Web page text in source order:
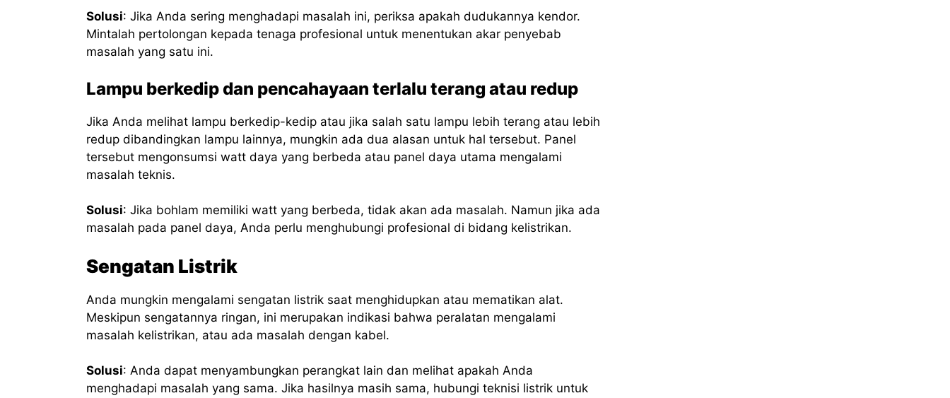
Solusi: Jika Anda sering menghadapi masalah ini, periksa apakah dudukannya kendor.
Mintalah pertolongan kepada tenaga profesional untuk menentukan akar penyebab
masalah yang satu ini.
Lampu berkedip dan pencahayaan terlalu terang atau redup
Jika Anda melihat lampu berkedip-kedip atau jika salah satu lampu lebih terang atau lebih
redup dibandingkan lampu lainnya, mungkin ada dua alasan untuk hal tersebut. Panel
tersebut mengonsumsi watt daya yang berbeda atau panel daya utama mengalami
masalah teknis.
Solusi: Jika bohlam memiliki watt yang berbeda, tidak akan ada masalah. Namun jika ada
masalah pada panel daya, Anda perlu menghubungi profesional di bidang kelistrikan.
Sengatan Listrik
Anda mungkin mengalami sengatan listrik saat menghidupkan atau mematikan alat.
Meskipun sengatannya ringan, ini merupakan indikasi bahwa peralatan mengalami
masalah kelistrikan, atau ada masalah dengan kabel.
Solusi: Anda dapat menyambungkan perangkat lain dan melihat apakah Anda
menghadapi masalah yang sama. Jika hasilnya masih sama, hubungi teknisi listrik untuk